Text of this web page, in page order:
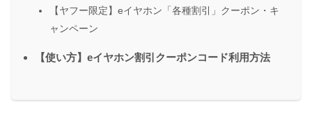
【ヤフー限定】eイヤホン「各種割引」クーポン・キ
ャンペーン
【使い方】eイヤホン割引クーポンコード利用方法